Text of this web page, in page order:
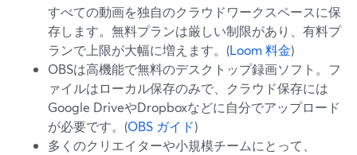
すべての動画を独自のクラウドワークスペースに保
存します。無料プランは厳しい制限があり、有料プ
ランで上限が大幅に増えます。(Loom 料金)
OBSは高機能で無料のデスクトップ録画ソフト。フ
ァイルはローカル保存のみで、クラウド保存には
Google DriveやDropboxなどに自分でアップロード
が必要です。(OBS ガイド)
多くのクリエイターや小規模チームにとって、